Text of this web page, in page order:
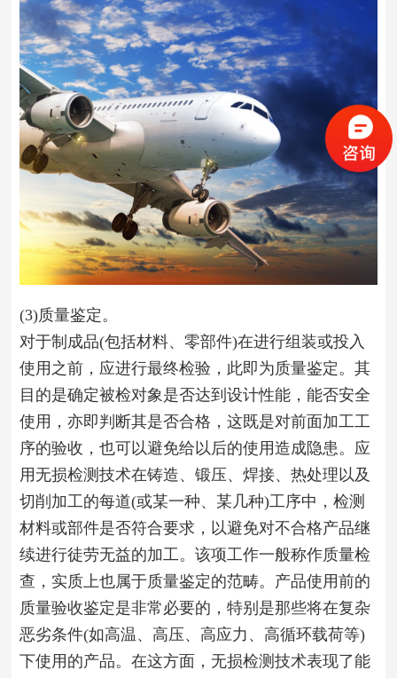
(3)质量鉴定。
对于制成品(包括材料、零部件)在进行组装或投入
使用之前，应进行最终检验，此即为质量鉴定。其
目的是确定被检对象是否达到设计性能，能否安全
使用，亦即判断其是否合格，这既是对前面加工工
序的验收，也可以避免给以后的使用造成隐患。应
用无损检测技术在铸造、锻压、焊接、热处理以及
切削加工的每道(或某一种、某几种)工序中，检测
材料或部件是否符合要求，以避免对不合格产品继
续进行徒劳无益的加工。该项工作一般称作质量检
查，实质上也属于质量鉴定的范畴。产品使用前的
质量验收鉴定是非常必要的，特别是那些将在复杂
恶劣条件(如高温、高压、高应力、高循环载荷等)
下使用的产品。在这方面，无损检测技术表现了能